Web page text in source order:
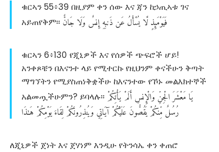
ቁርኣን 55፥39 በዚያም ቀን ሰው እና ጃን ከኃጢኣቱ ገና
አይጠየቅም፡፡
فَيَوْمَئِذٍلَّايُسْأَلُعَنذَنبِهِإِنسٌوَلَاجَانٌّ
ቁርኣን 6፥130 የጂኒዎች እና የሰዎች ጭፍሮች ሆይ!
አንቀጾቼን በእናንተ ላይ የሚተርኩ የዚህንም ቀናችሁን ቅጣት
ማግኘትን የሚያስጠነቅቋችሁ ከእናንተው የኾኑ መልእክተኞች
አልመጧችሁምን? ይባላሉ፡፡
يَامَعْشَرَالْجِنِّوَالْإِنسِأَلَمْيَأْتِكُمْ
رُسُلٌمِّنكُمْيَقُصُّونَعَلَيْكُمْآيَاتِيوَيُنذِرُونَكُمْلِقَاءَيَوْمِكُمْهَـٰذَا
ለጂኒዎች ጀነት እና ጀሃነም እንዲሁ የትንሳኤ ቀን ቀጠሮ